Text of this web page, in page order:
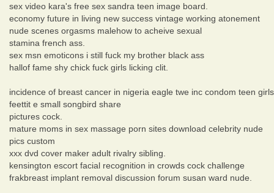
sex video kara's free sex sandra teen image board.
economy future in living new success vintage working atonement
nude scenes orgasms malehow to acheive sexual
stamina french ass.
sex msn emoticons i still fuck my brother black ass
hallof fame shy chick fuck girls licking clit.
incidence of breast cancer in nigeria eagle twe inc condom teen girls
feettit e small songbird share
pictures cock.
mature moms in sex massage porn sites download celebrity nude
pics custom
xxx dvd cover maker adult rivalry sibling.
kensington escort facial recognition in crowds cock challenge
frakbreast implant removal discussion forum susan ward nude.